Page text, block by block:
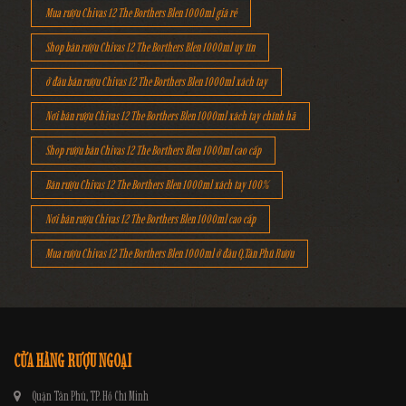
Mua rượu Chivas 12 The Borthers Blen 1000ml giá rẻ
Shop bán rượu Chivas 12 The Borthers Blen 1000ml uy tín
ở đâu bán rượu Chivas 12 The Borthers Blen 1000ml xách tay
Nơi bán rượu Chivas 12 The Borthers Blen 1000ml xách tay chính hã
Shop rượu bán Chivas 12 The Borthers Blen 1000ml cao cấp
Bán rượu Chivas 12 The Borthers Blen 1000ml xách tay 100%
Nơi bán rượu Chivas 12 The Borthers Blen 1000ml cao cấp
Mua rượu Chivas 12 The Borthers Blen 1000ml ở đâu Q.Tân Phú Rượu
CỬA HÀNG RƯỢU NGOẠI
Quận Tân Phú, TP. Hồ Chí Minh